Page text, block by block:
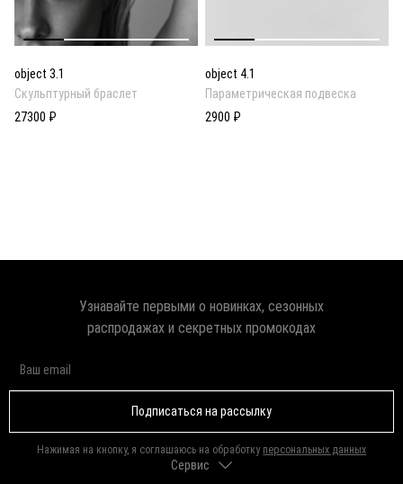
object 3.1
Скульптурный браслет
27300 ₽
object 4.1
Параметрическая подвеска
2900 ₽
Сервис
Узнавайте первыми о новинках, сезонных
распродажах и секретных промокодах
Подписаться на рассылку
Нажимая на кнопку, я соглашаюсь на обработку персональных данных